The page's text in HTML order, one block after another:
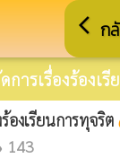
arrow_back_ios ก
ารเรื่องร้อง
องเรียนการทุจริต
143